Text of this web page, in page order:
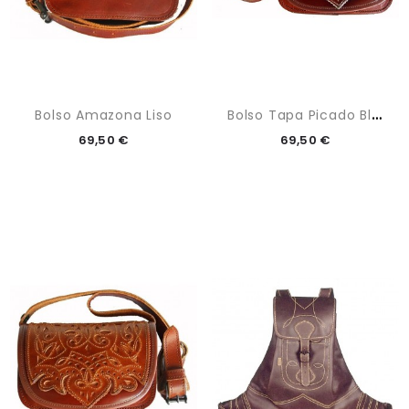
Bolso Amazona Liso
69,50 €
B
Olso Tapa Picado Blanco
69,50 €